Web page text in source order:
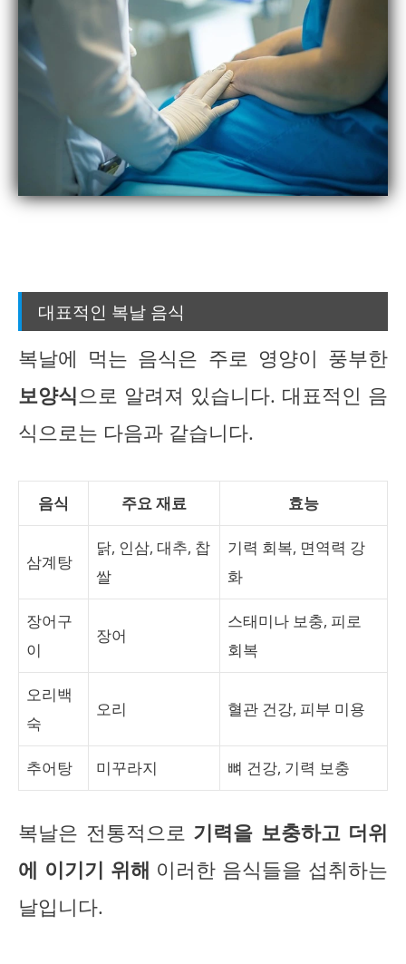
대표적인 복날 음식
복날에 먹는 음식은 주로 영양이 풍부한
보양식으로 알려져 있습니다. 대표적인 음
식으로는 다음과 같습니다.
음식 주요 재료 효능
삼계탕
닭, 인삼, 대추, 찹
쌀
기력 회복, 면역력 강
화
장어구
이
장어
스태미나 보충, 피로
회복
오리백
숙
오리 혈관 건강, 피부 미용
추어탕 미꾸라지 뼈 건강, 기력 보충
복날은 전통적으로 기력을 보충하고 더위
에 이기기 위해 이러한 음식들을 섭취하는
날입니다.